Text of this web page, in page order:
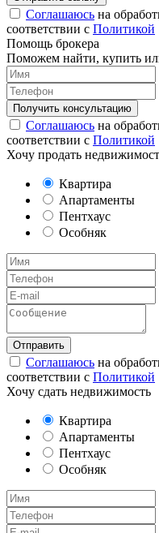
Соглашаюсь на
соответствии с Политикой
Помощь брокера
Поможем найти, купить
Соглашаюсь на
соответствии с Политикой
Хочу продать
Квартира
Апартаменты
Пентхаус
Особняк
Соглашаюсь на
соответствии с Политикой
Хочу сдать недвижимость
Квартира
Апартаменты
Пентхаус
Особняк